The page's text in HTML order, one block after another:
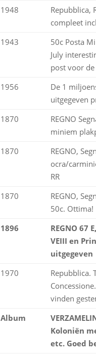
1948
Repubblica,
compleet
1943
50c Posta
July
post voor
1956
De 1
uitgegeven
1870
REGNO
miniem
1870
REGNO,
ocra/
RR
1870
REGNO,
50c. Ottima!
1896
REGNO 67
VEIII en
uitgegeven
1970
Repubblica.
vinden
Album
Koloniën
etc. Goed